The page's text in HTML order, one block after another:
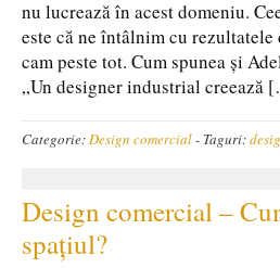
nu lucrează în acest domeniu.
este că ne întâlnim cu
cam peste tot. Cum spunea și
„Un designer industrial creează
Categorie:Design comercial- Taguri:
Design comercial –
spațiul?